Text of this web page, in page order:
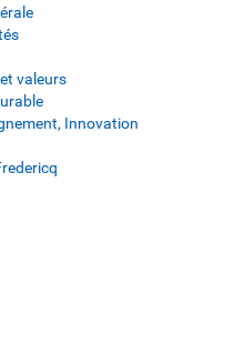
valeurs
Innovation